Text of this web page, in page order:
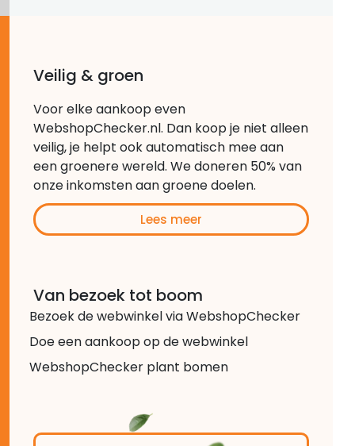
Veilig & groen
Voor elke aankoop even
WebshopChecker.nl. Dan koop je niet alleen
veilig, je helpt ook automatisch mee aan
een groenere wereld. We doneren 50% van
onze inkomsten aan groene doelen.
Lees meer
Van bezoek tot boom
Bezoek de webwinkel via WebshopChecker
Doe een aankoop op de webwinkel
WebshopChecker plant bomen